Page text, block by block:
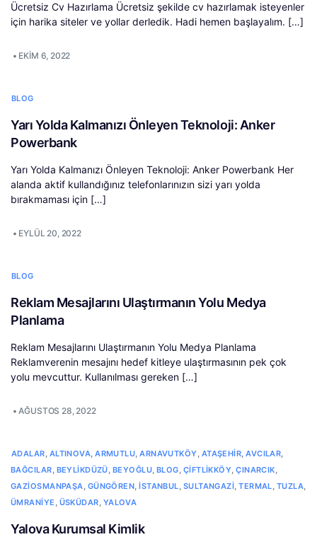
Ücretsiz Cv Hazırlama Ücretsiz şekilde cv hazırlamak isteyenler
için harika siteler ve yollar derledik. Hadi hemen başlayalım. […]
• EKIM 6, 2022
BLOG
Yarı Yolda Kalmanızı Önleyen Teknoloji: Anker
Powerbank
Yarı Yolda Kalmanızı Önleyen Teknoloji: Anker Powerbank Her
alanda aktif kullandığınız telefonlarınızın sizi yarı yolda
bırakmaması için […]
• EYLÜL 20, 2022
BLOG
Reklam Mesajlarını Ulaştırmanın Yolu Medya
Planlama
Reklam Mesajlarını Ulaştırmanın Yolu Medya Planlama
Reklamverenin mesajını hedef kitleye ulaştırmasının pek çok
yolu mevcuttur. Kullanılması gereken […]
•AĞUSTOS 28, 2022
ADALAR, ALTINOVA,ARMUTLU,ARNAVUTKÖY, ATAŞEHIR,AVCILAR,
BAĞCILAR, BEYLIKDÜZÜ, BEYOĞLU,BLOG, ÇIFTLIKKÖY,ÇINARCIK,
GAZIOSMANPAŞA, GÜNGÖREN,İSTANBUL, SULTANGAZI,TERMAL, TUZLA,
ÜMRANIYE , ÜSKÜDAR, YALOVA
Yalova Kurumsal Kimlik